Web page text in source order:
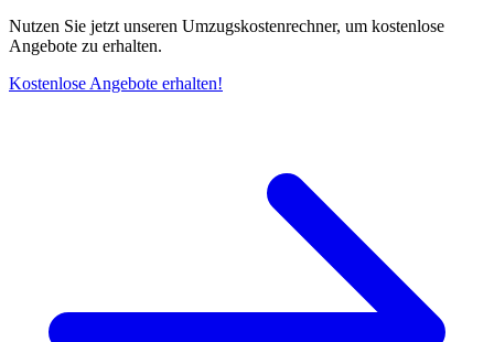
Nutzen Sie jetzt unseren Umzugskostenrechner, um kostenlose
Angebote zu erhalten.
Kostenlose Angebote erhalten!